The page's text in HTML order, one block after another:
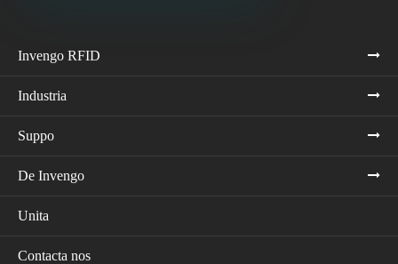
Invengo RFID
Industria
Suppo
De Invengo
Unita
Contacta nos